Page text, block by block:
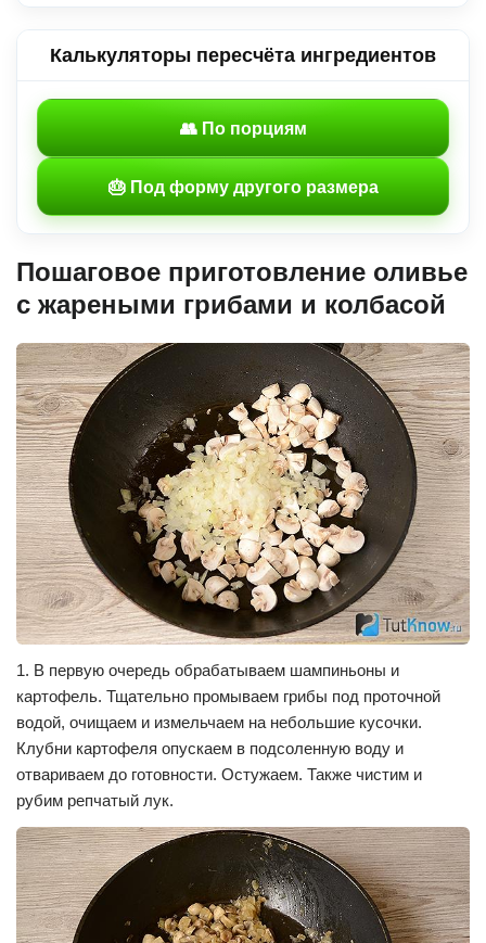
Калькуляторы пересчёта ингредиентов
👥 По порциям
🎂 Под форму другого размера
Пошаговое приготовление оливье
с жареными грибами и колбасой
1. В первую очередь обрабатываем шампиньоны и
картофель. Тщательно промываем грибы под проточной
водой, очищаем и измельчаем на небольшие кусочки.
Клубни картофеля опускаем в подсоленную воду и
отвариваем до готовности. Остужаем. Также чистим и
рубим репчатый лук.